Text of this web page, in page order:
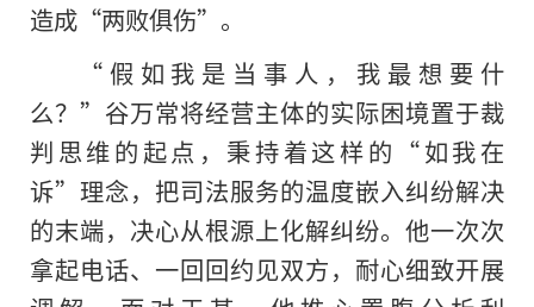
造成“两败俱伤”。
“假如我是当事人，我最想要什
么？”谷万常将经营主体的实际困境置于裁
判思维的起点，秉持着这样的“如我在
诉”理念，把司法服务的温度嵌入纠纷解决
的末端，决心从根源上化解纠纷。他一次次
拿起电话、一回回约见双方，耐心细致开展